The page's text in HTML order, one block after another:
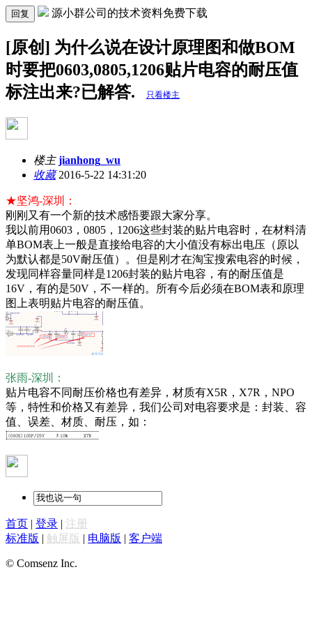
回复 源小群公司的技术资料免费下载
[原创] 为什么说在设计原理图和做BOM
时要把0603,0805,1206贴片电容的耐压值
标注出来?已解答.
只看楼主
楼主 jianhong_wu
收藏2016-5-22 14:31:20
★坚鸿-深圳：
刚刚又有一个新的技术感悟要跟大家分享。
我以前用0603，0805，1206这些封装的贴片电容时，在材料清
单BOM表上一般是直接给电容的大小值没有标出电压（原以
为默认都是50V耐压值）。但是刚才在淘宝搜索电容的时候，
发现同样容量同样是1206封装的贴片电容，有的耐压值是
16V，有的是50V，不一样的。所有今后必须在BOM表和原理
图上表明贴片电容的耐压值。
张雨-深圳：
贴片电容不同耐压价格也有差异，材质有X5R，X7R，NPO
等，特性和价格又有差异，我们公司对电容要求是：封装、容
值、误差、材质、耐压，如：
首页 | 登录 | 注册
标准版 | 触屏版 | 电脑版 | 客户端
© Comsenz Inc.